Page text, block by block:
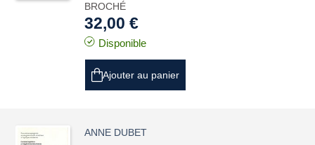
BROCHÉ
32,00 €
Disponible
Ajouter au panier
ANNE DUBET